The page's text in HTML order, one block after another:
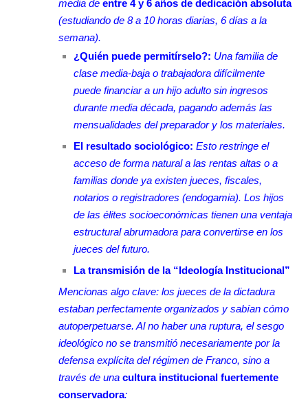
media de entre 4 y 6 años de dedicación absoluta
(estudiando de 8 a 10 horas diarias, 6 días a la
semana).
¿Quién puede permitírselo?: Una familia de
clase media-baja o trabajadora difícilmente
puede financiar a un hijo adulto sin ingresos
durante media década, pagando además las
mensualidades del preparador y los materiales.
El resultado sociológico: Esto restringe el
acceso de forma natural a las rentas altas o a
familias donde ya existen jueces, fiscales,
notarios o registradores (endogamia). Los hijos
de las élites socioeconómicas tienen una ventaja
estructural abrumadora para convertirse en los
jueces del futuro.
La transmisión de la “Ideología Institucional”
Mencionas algo clave: los jueces de la dictadura
estaban perfectamente organizados y sabían cómo
autoperpetuarse. Al no haber una ruptura, el sesgo
ideológico no se transmitió necesariamente por la
defensa explícita del régimen de Franco, sino a
través de una cultura institucional fuertemente
conservadora: